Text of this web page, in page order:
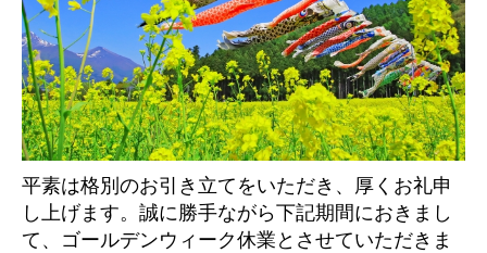
平素は格別のお引き立てをいただき、厚くお礼申
し上げます。誠に勝手ながら下記期間におきまし
て、ゴールデンウィーク休業とさせていただきま